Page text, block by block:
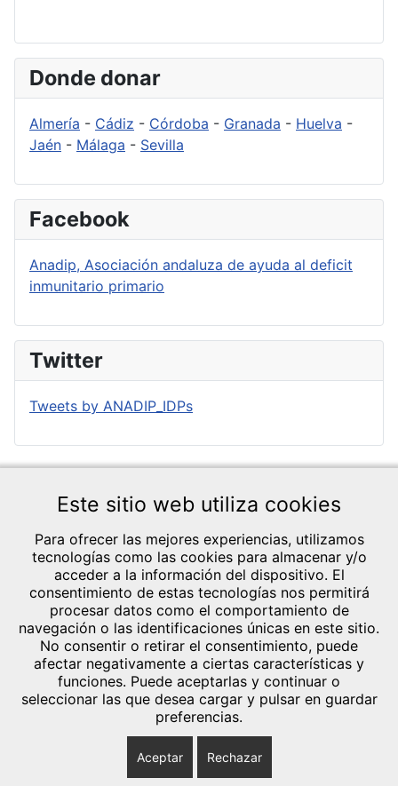
Donde donar
Almería - Cádiz - Córdoba - Granada - Huelva -
Jaén - Málaga - Sevilla
Facebook
Anadip, Asociación andaluza de ayuda al deficit
inmunitario primario
Twitter
Tweets by ANADIP_IDPs
General Lázaro
Cárdenas, 1 Bl.13
14013 - Córdoba
CRÉDITOS Y
TEXTOS LEGALES
Aviso legal
Política de
Privacidad
Política de cookies
Este sitio web utiliza cookies
Para ofrecer las mejores experiencias, utilizamos
tecnologías como las cookies para almacenar y/o
acceder a la información del dispositivo. El
consentimiento de estas tecnologías nos permitirá
procesar datos como el comportamiento de
navegación o las identificaciones únicas en este sitio.
No consentir o retirar el consentimiento, puede
afectar negativamente a ciertas características y
funciones. Puede aceptarlas y continuar o
seleccionar las que desea cargar y pulsar en guardar
preferencias.
Aceptar Rechazar